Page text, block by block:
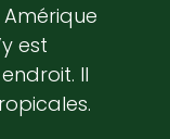
est
Il